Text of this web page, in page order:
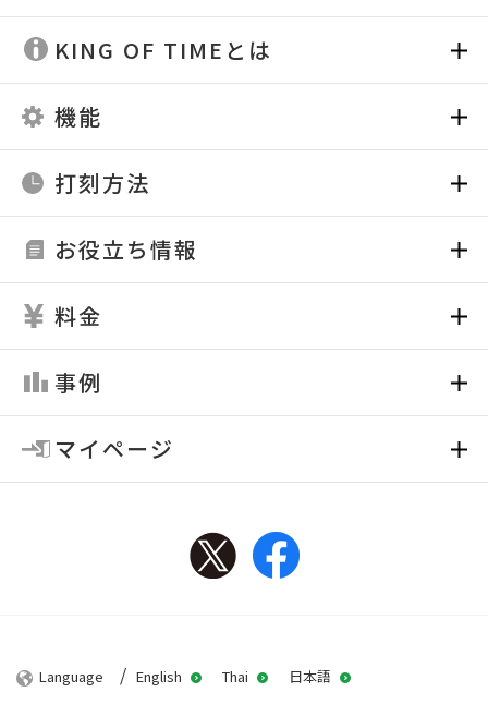
KING OF TIMEとは
機能
打刻方法
お役立ち情報
料金
事例
マイページ
TwitterFacebook
Language English Thai 日本語